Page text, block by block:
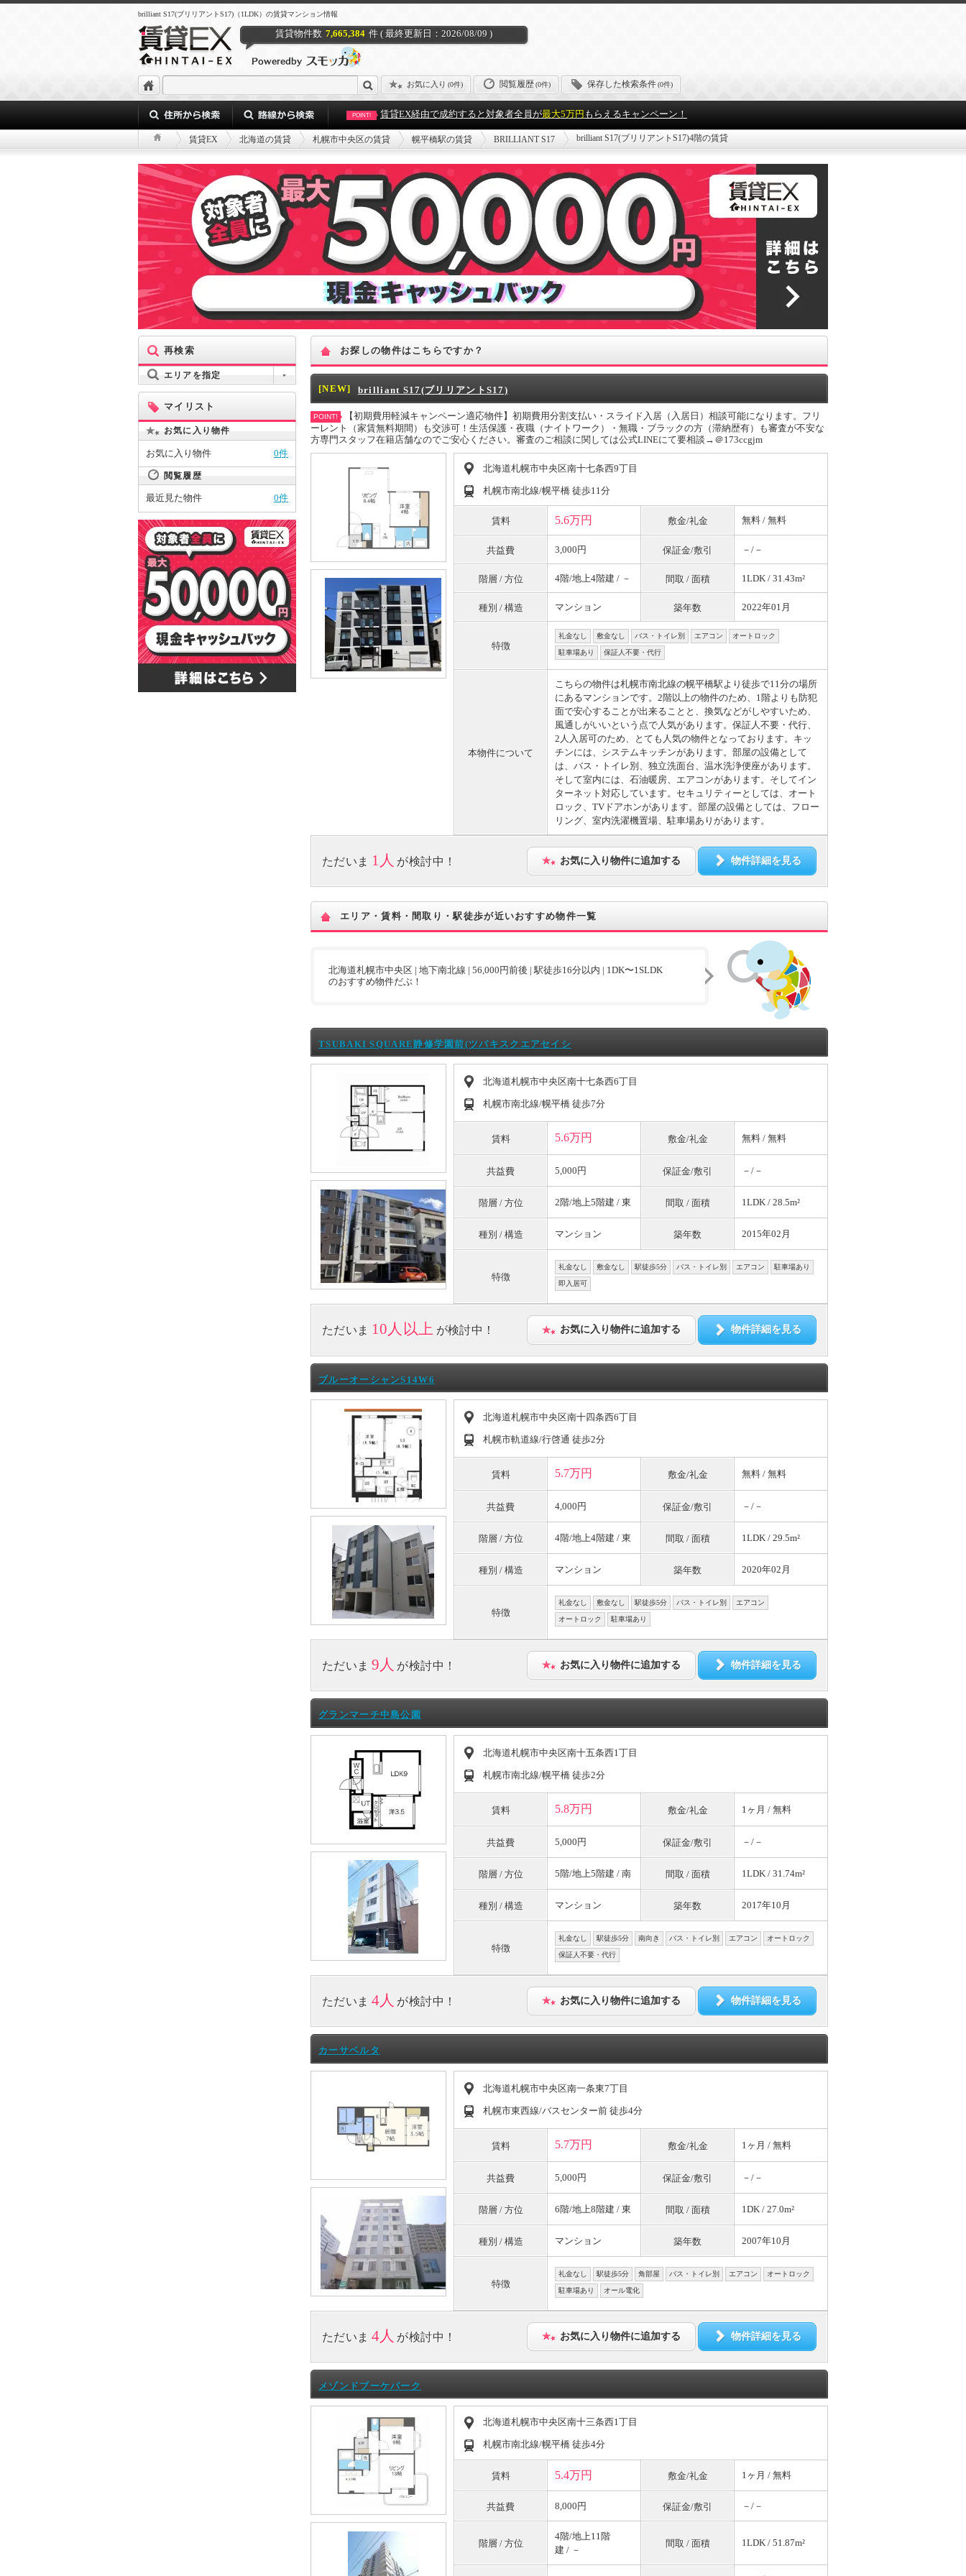
brilliant S17(ブリリアントS17)（1LDK）の賃貸マンション情報
賃貸物件数 7,665,384 件 ( 最終更新日：2026/08/09 )
お気に入り (0件) 閲覧履歴(0件) 保存した検索条件(0件)
POINT! 賃貸EX経由で成約すると対象者全員が最大5万円 もらえるキャンペーン！
賃貸EX 北海道の賃貸 札幌市中央区の賃貸 幌平橋駅の賃貸 BRILLIANT S17 brilliant S17(ブリリアントS17)4階の賃貸
再検索
エリアを指定
マイリスト
お気に入り物件
お気に入り物件 0件
閲覧履歴
最近見た物件 0件
お探しの物件はこちらですか？
[NEW] brilliant S17(ブリリアントS17)
POINT!
【初期費用軽減キャンペーン適応物件】初期費用分割支払い・スライド入居（入居日）相談可能になります。フリ
ーレント（家賃無料期間）も交渉可！生活保護・夜職（ナイトワーク）・無職・ブラックの方（滞納歴有）も審査が不安な
方専門スタッフ在籍店舗なのでご安心ください。審査のご相談に関しては公式LINEにて要相談→＠173ccgjm
北海道札幌市中央区南十七条西9丁目
札幌市南北線/幌平橋 徒歩11分
賃料 5.6万円 敷金/礼金 無料 / 無料
共益費 3,000円 保証金/敷引 －/－
階層 / 方位 4階/地上4階建 / － 間取 / 面積 1LDK / 31.43m²
種別 / 構造 マンション 築年数 2022年01月
特徴
礼金なし 敷金なし バス・トイレ別 エアコン オートロック
駐車場あり 保証人不要・代行
本物件について
こちらの物件は札幌市南北線の幌平橋駅より徒歩で11分の場所
にあるマンションです。2階以上の物件のため、1階よりも防犯
面で安心することが出来ることと、換気などがしやすいため、
風通しがいいという点で人気があります。保証人不要・代行、
2人入居可のため、とても人気の物件となっております。キッ
チンには、システムキッチンがあります。部屋の設備として
は、バス・トイレ別、独立洗面台、温水洗浄便座があります。
そして室内には、石油暖房、エアコンがあります。そしてイン
ターネット対応しています。セキュリティーとしては、オート
ロック、TVドアホンがあります。部屋の設備としては、フロー
リング、室内洗濯機置場、駐車場ありがあります。
ただいま 1人 が検討中！ お気に入り物件に追加する 物件詳細を見る
エリア・賃料・間取り・駅徒歩が近いおすすめ物件一覧
北海道札幌市中央区 | 地下南北線 | 56,000円前後 | 駅徒歩16分以内 | 1DK〜1SLDK
のおすすめ物件だぶ！
TSUBAKI SQUARE静修学園前(ツバキスクエアセイシ
北海道札幌市中央区南十七条西6丁目
札幌市南北線/幌平橋 徒歩7分
賃料 5.6万円 敷金/礼金 無料 / 無料
共益費 5,000円 保証金/敷引 －/－
階層 / 方位 2階/地上5階建 / 東 間取 / 面積 1LDK / 28.5m²
種別 / 構造 マンション 築年数 2015年02月
特徴
礼金なし 敷金なし 駅徒歩5分 バス・トイレ別 エアコン 駐車場あり
即入居可
ただいま 10人以上 が検討中！ お気に入り物件に追加する 物件詳細を見る
ブルーオーシャンS14W6
北海道札幌市中央区南十四条西6丁目
札幌市軌道線/行啓通 徒歩2分
賃料 5.7万円 敷金/礼金 無料 / 無料
共益費 4,000円 保証金/敷引 －/－
階層 / 方位 4階/地上4階建 / 東 間取 / 面積 1LDK / 29.5m²
種別 / 構造 マンション 築年数 2020年02月
特徴
礼金なし 敷金なし 駅徒歩5分 バス・トイレ別 エアコン
オートロック 駐車場あり
ただいま 9人 が検討中！ お気に入り物件に追加する 物件詳細を見る
グランマーチ中島公園
北海道札幌市中央区南十五条西1丁目
札幌市南北線/幌平橋 徒歩2分
賃料 5.8万円 敷金/礼金 1ヶ月 / 無料
共益費 5,000円 保証金/敷引 －/－
階層 / 方位 5階/地上5階建 / 南 間取 / 面積 1LDK / 31.74m²
種別 / 構造 マンション 築年数 2017年10月
特徴
礼金なし 駅徒歩5分 南向き バス・トイレ別 エアコン オートロック
保証人不要・代行
ただいま 4人 が検討中！ お気に入り物件に追加する 物件詳細を見る
カーサベルタ
北海道札幌市中央区南一条東7丁目
札幌市東西線/バスセンター前 徒歩4分
賃料 5.7万円 敷金/礼金 1ヶ月 / 無料
共益費 5,000円 保証金/敷引 －/－
階層 / 方位 6階/地上8階建 / 東 間取 / 面積 1DK / 27.0m²
種別 / 構造 マンション 築年数 2007年10月
特徴
礼金なし 駅徒歩5分 角部屋 バス・トイレ別 エアコン オートロック
駐車場あり オール電化
ただいま 4人 が検討中！ お気に入り物件に追加する 物件詳細を見る
メゾンドブーケパーク
北海道札幌市中央区南十三条西1丁目
札幌市南北線/幌平橋 徒歩4分
賃料 5.4万円 敷金/礼金 1ヶ月 / 無料
共益費 8,000円 保証金/敷引 －/－
階層 / 方位
4階/地上11階
建 / －
間取 / 面積 1LDK / 51.87m²